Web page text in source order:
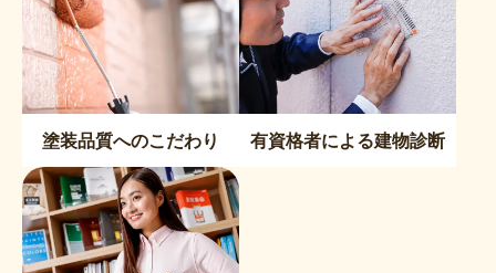
塗装品質へのこだわり 有資格者による建物診断